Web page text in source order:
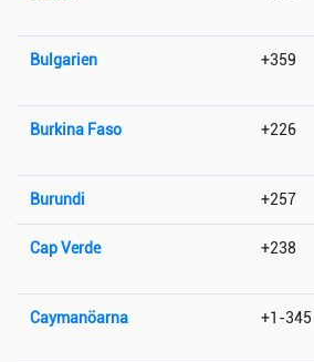
Bulgarien +359
Burkina Faso +226
Burundi +257
Cap Verde +238
Caymanöarna +1-345